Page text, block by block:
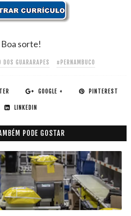
Boa sorte!
DOS GUARARAPES #PERNAMBUCO
GOOGLE + PINTEREST
LINKEDIN
PODE GOSTAR